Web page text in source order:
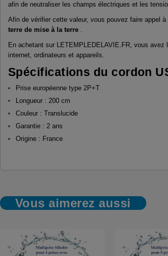
afin de neutraliser les champs électriques et les
Afin de vérifier cette valeur, vous pouvez faire appel
terre de mise à la terre
En achetant sur LETEMPLEDELAVIE.FR, vous avez
internet, ordinateurs et appareils.
Spécifications du cordon
Prise européenne type 2P+T
Longueur : 200 cm
Couleur : Translucide
Garantie : 2 ans
Origine : France
Vous aimerez aussi